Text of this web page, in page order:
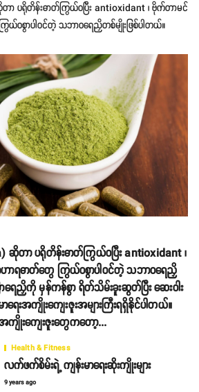
ာ ပရိုတိန်းဓာတ်ကြွယ်ဝပြီး antioxidant ၊ ဗိုက်တာမင်
ယ်ဝစွာပါဝင်တဲ့ သဘာဝရေညှိတစ်မျိုးဖြစ်ပါတယ်။
ဆိုတာ ပရိုတိန်းဓာတ်ကြွယ်ဝပြီး antioxidant ၊
ာရဓာတ်တွေ ကြွယ်ဝစွာပါဝင်တဲ့ သဘာဝရေညှိ
ာရေညှိကို မှန်ကန်စွာ ရိတ်သိမ်းခူးဆွတ်ပြီး ဆေးဝါး
ေးအကျိုးကျေးဇူးအများကြီးရရှိနိုင်ပါတယ်။
ျိုးကျေးဇူးတွေကတော့...
Health & Fitness
လက်ဖက်စိမ်းရဲ့ ကျန်းမာရေးဆိုးကျိုးများ
9 years ago